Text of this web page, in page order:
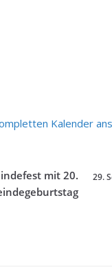
Kalender
mit 20.
29.